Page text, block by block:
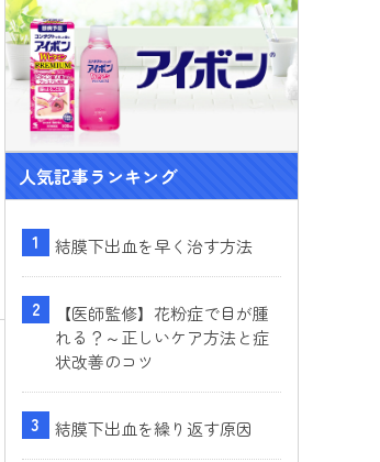
人気記事ランキング
結膜下出血を早く治す方法
【医師監修】花粉症で目が腫
れる？～正しいケア方法と症
状改善のコツ
結膜下出血を繰り返す原因